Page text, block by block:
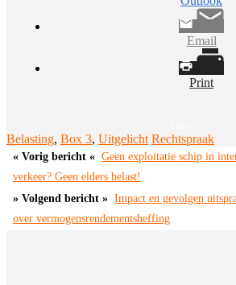
Email
Print
Belasting, Box 3, Uitgelicht Rechtspraak
Bericht
navigatie
Geen exploitatie schip in
verkeer? Geen elders belast!
Impact en gevolgen
over vermogensrendementsheffing